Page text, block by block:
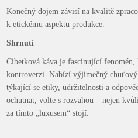
Konečný dojem závisí na kvalitě
k etickému aspektu produkce.
Shrnutí
Cibetková káva je fascinující
kontroverzi. Nabízí výjimečný
týkající se etiky, udržitelnosti a
ochutnat, volte s rozvahou – nejen
za tímto „luxusem“ stojí.